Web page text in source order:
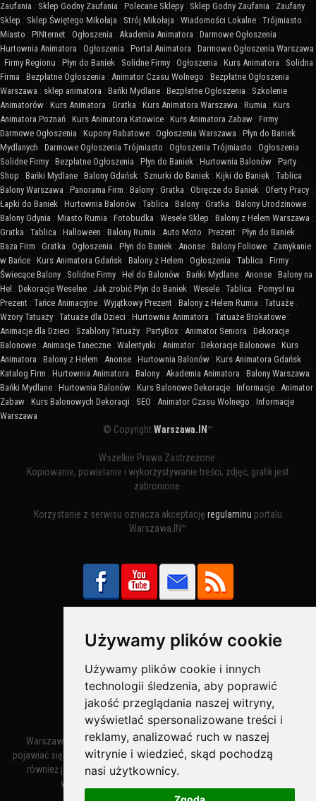
Używamy plików cookie
Używamy plików cookie i innych
technologii śledzenia, aby poprawić
jakość przeglądania naszej witryny,
wyświetlać spersonalizowane treści i
reklamy, analizować ruch w naszej
witrynie i wiedzieć, skąd pochodzą
nasi użytkownicy.
Zaufania : Sklep Godny Zaufania : Polecane Sklepy : Sklep Godny Zaufania : Zaufany
Sklep : Sklep Świętego Mikołaja : Strój Mikołaja : Wiadomości Lokalne : Trójmiasto :
Miasto : PINternet : Ogłoszenia : Akademia Animatora : Darmowe Ogłoszenia :
Hurtownia Animatora : Ogłoszenia : Portal Animatora : Darmowe Ogłoszenia Warszawa
: Firmy Regionu : Płyn do Baniek : Solidne Firmy : Ogłoszenia : Kurs Animatora : Solidna
Firma : Bezpłatne Ogłoszenia : Animator Czasu Wolnego : Bezpłatne Ogłoszenia
Warszawa : sklep animatora : Bańki Mydlane : Bezpłatne Ogłoszenia : Szkolenie
Animatorów : Kurs Animatora : Gratka : Kurs Animatora Warszawa : Rumia : Kurs
Animatora Poznań : Kurs Animatora Katowice : Kurs Animatora Zabaw : Firmy :
Darmowe Ogłoszenia : Kupony Rabatowe : Ogłoszenia Warszawa : Płyn do Baniek
Mydlanych : Darmowe Ogłoszenia Trójmiasto : Ogłoszenia Trójmiasto : Ogłoszenia :
Solidne Firmy : Bezpłatne Ogłoszenia : Płyn do Baniek : Hurtownia Balonów : Party
Shop : Bańki Mydlane : Balony Gdańsk : Sznurki do Baniek : Kijki do Baniek : Tablica :
Balony Warszawa : Panorama Firm : Balony : Gratka : Obręcze do Baniek : Oferty Pracy :
Łapki do Baniek : Hurtownia Balonów : Tablica : Balony : Gratka : Balony Urodzinowe :
Balony Gdynia : Miasto Rumia : Fotobudka : Wesele Sklep : Balony z Helem Warszawa :
Gratka : Tablica : Halloween : Balony Rumia : Auto Moto : Prezent : Płyn do Baniek :
Baza Firm : Gratka : Ogłoszenia : Płyn do Baniek : Anonse : Balony Foliowe : Zamykanie
w Bańce : Kurs Animatora Gdańsk : Balony z Helem : Ogłoszenia : Tablica : Firmy :
Świecące Balony : Solidne Firmy : Hel do Balonów : Bańki Mydlane : Anonse : Balony na
Hel : Dekoracje Weselne : Jak zrobić Płyn do Baniek : Wesele : Tablica : Pomysł na
Prezent : Tańce Animacyjne : Wyjątkowy Prezent : Balony z Helem Rumia : Tatuaże :
Wzory Tatuaży : Tatuaże dla Dzieci : Hurtownia Animatora : Tatuaże Brokatowe :
Animacje dla Dzieci : Szablony Tatuaży : PartyBox : Animator Seniora : Dekoracje
Balonowe : Animacje Taneczne : Walentynki : Animator : Dekoracje Balonowe : Kurs
Animatora : Balony z Helem : Anonse : Hurtownia Balonów : Kurs Animatora Gdańsk :
Katalog Firm : Hurtownia Animatora : Balony : Akademia Animatora : Balony Warszawa :
Bańki Mydlane : Hurtownia Balonów : Kurs Balonowe Dekoracje : Informacje : Animator
Zabaw : Kurs Balonowych Dekoracji : SEO : Animator Czasu Wolnego : Informacje
Warszawa
© CopyrightWarszawa.IN ™
Wszelkie Prawa Zastrzeżone.
Kopiowanie, powielanie i wykorzystywanie treści, zdjęć, grafik jest
zabronione.
Korzystanie z serwisu oznacza akceptację regulaminu portalu
Warszawa.IN™
Bezpieczne Płatności obsługuje:
Warszawa – miasto stołeczne Warszawa. Nazwa miasta zaczęła
pojawiać się w dokumentach w XIV wieku jako Warszewa, a od XV wieku
również jako Warszowa. Zmiana nazwy na Warszawa w XV wieku
wynikała z mazowieckiej wymowy dialektycznej.